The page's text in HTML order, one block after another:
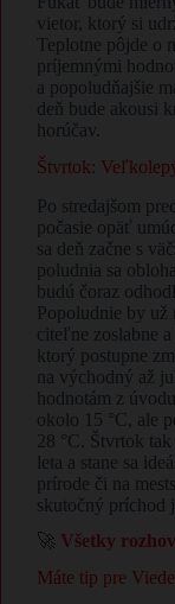
vietor, ktorý si
Teplotne pôjde o
príjemnými
a popoludňajšie
deň bude akousi
horúčav.
Štvrtok:
Po stredajšom
počasie opäť
sa deň začne s
poludnia sa
budú čoraz
Popoludnie by
citeľne zoslabne
ktorý postupne
na východný až
hodnotám z
okolo 15 °C, ale
28 °C. Štvrtok
leta a stane sa
prírode či na
skutočný príchod
🚀 Všetky
Máte tip pre